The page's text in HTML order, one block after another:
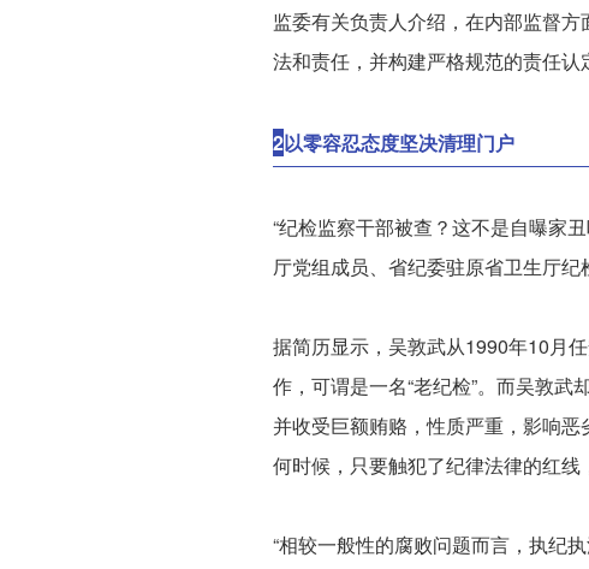
监委有关负责人介绍，在内部监督
法和责任，并构建严格规范的责任认
2以零容忍态度坚决清理门户
“纪检监察干部被查？这不是自曝家
厅党组成员、省纪委驻原省卫生厅纪
据简历显示，吴敦武从1990年10月
作，可谓是一名“老纪检”。而吴敦武
并收受巨额贿赂，性质严重，影响
何时候，只要触犯了纪律法律的红线
“相较一般性的腐败问题而言，执纪